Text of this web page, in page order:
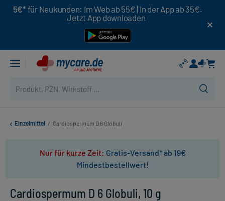
5€* für Neukunden: Im Web ab 55€ | In der App ab 35€.
Jetzt App downloaden
Einzelmittel / Cardiospermum D 6 Globuli
Nur für kurze Zeit: Gratis-Versand* ab 19€
Mindestbestellwert!
Cardiospermum D 6 Globuli, 10 g